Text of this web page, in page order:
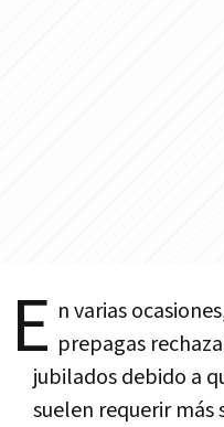
E n varias
prepagas
jubilados debido a
suelen requerir más